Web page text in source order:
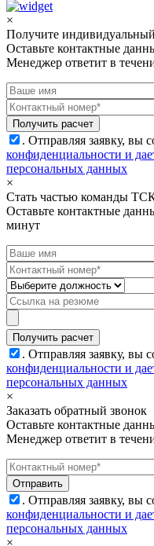
×
Получите индивидуальный
Оставьте контактные
Менеджер ответит в
. Отправляя заявку, вы
конфиденциальности и
персональных данных
×
Стать частью команды
Оставьте контактные
минут
. Отправляя заявку, вы
конфиденциальности и
персональных данных
×
Заказать обратный звонок
Оставьте контактные
Менеджер ответит в
. Отправляя заявку, вы
конфиденциальности и
персональных данных
×